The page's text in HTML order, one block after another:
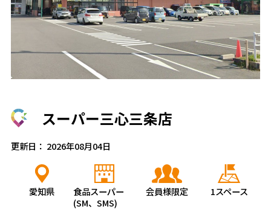
スーパー三心三条店
更新日： 2026年08月04日
愛知県
食品スーパー
(SM、SMS)
会員様限定 1スペース